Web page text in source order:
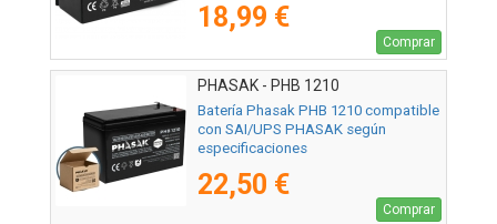
18,99 €
Comprar
PHASAK - PHB 1210
Batería Phasak PHB 1210 compatible
con SAI/UPS PHASAK según
especificaciones
22,50 €
Comprar